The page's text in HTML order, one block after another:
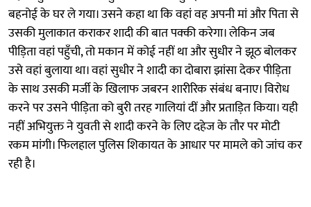
बहनोई के घर ले गया। उसने कहा था कि वहां वह अपनी मां और पिता से
उसकी मुलाकात कराकर शादी की बात पक्की करेगा। लेकिन जब
पीड़िता वहां पहुँची, तो मकान में कोई नहीं था और सुधीर ने झूठ बोलकर
उसे वहां बुलाया था। वहां सुधीर ने शादी का दोबारा झांसा देकर पीड़िता
के साथ उसकी मर्जी के खिलाफ जबरन शारीरिक संबंध बनाए। विरोध
करने पर उसने पीड़िता को बुरी तरह गालियां दीं और प्रताड़ित किया। यही
नहीं अभियुक्त ने युवती से शादी करने के लिए दहेज के तौर पर मोटी
रकम मांगी। फिलहाल पुलिस शिकायत के आधार पर मामले को जांच कर
रही है।